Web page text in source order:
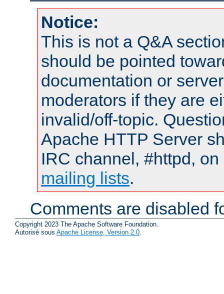
Notice:
This is not a Q&A
should be pointed
documentation or
moderators if they are
invalid/off-topic.
Apache HTTP Server
IRC channel, #httpd,
mailing lists.
Comments are disabled
Copyright 2023 The Apache Software Foundation.
Autorisé sous Apache License, Version 2.0